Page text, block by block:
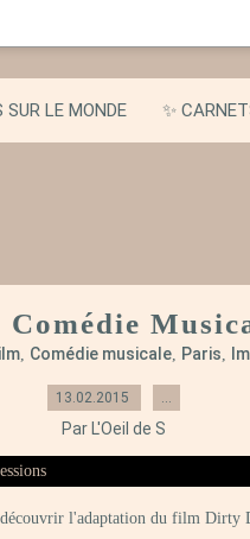
SUR LE MONDE ✨
, Comédie musicale, Paris,
13.02.2015 …
Par L'Oeil de S
l'adaptation du film Dirty